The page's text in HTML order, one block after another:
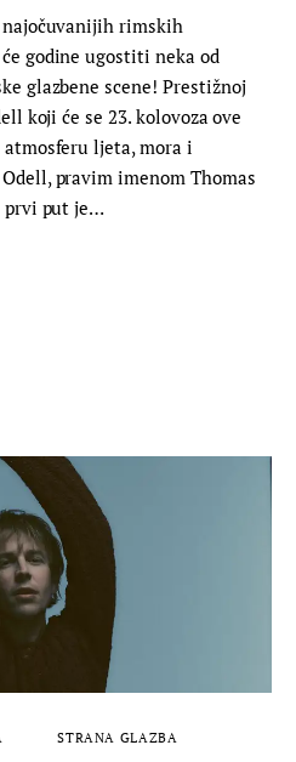
rimskih
godine ugostiti neka od
glazbene scene! Prestižnoj
koji će se 23. kolovoza ove
ljeta, mora i
pravim imenom Thomas
prvi put je…
STRANA GLAZBA